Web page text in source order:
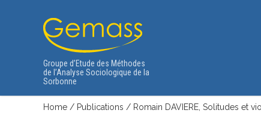
Groupe d’Etude des Méthodes
de l’Analyse Sociologique de la
Sorbonne
Home / Publications / Romain DAVIERE, Solitudes et